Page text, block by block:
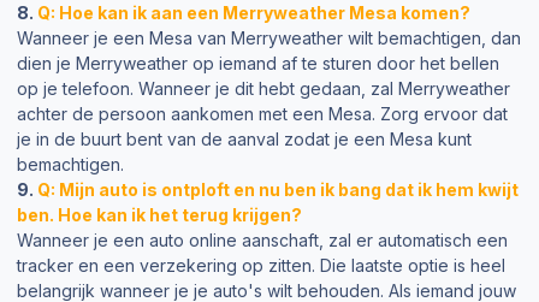
8. Q: Hoe kan ik aan een Merryweather Mesa komen?
Wanneer je een Mesa van Merryweather wilt bemachtigen, dan
dien je Merryweather op iemand af te sturen door het bellen
op je telefoon. Wanneer je dit hebt gedaan, zal Merryweather
achter de persoon aankomen met een Mesa. Zorg ervoor dat
je in de buurt bent van de aanval zodat je een Mesa kunt
bemachtigen.
9. Q: Mijn auto is ontploft en nu ben ik bang dat ik hem kwijt
ben. Hoe kan ik het terug krijgen?
Wanneer je een auto online aanschaft, zal er automatisch een
tracker en een verzekering op zitten. Die laatste optie is heel
belangrijk wanneer je je auto's wilt behouden. Als iemand jouw